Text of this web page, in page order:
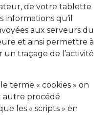
de votre tablette
qu’il
aux serveurs du
et ainsi permettre à
un traçage de l’activité
terme « cookies » on
autre procédé
les « scripts » en